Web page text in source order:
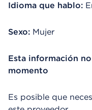
Idioma que hablo:
Sexo: Mujer
Esta información
momento
Es posible que